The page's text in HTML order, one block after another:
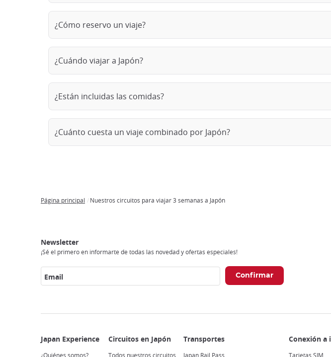
¿Cómo reservo un viaje?
¿Cuándo viajar a Japón?
¿Están incluidas las comidas?
¿Cuánto cuesta un viaje combinado por Japón?
Página principal Nuestros circuitos para viajar 3 semanas a Japón
Newsletter
¡Sé el primero en informarte de todas las novedad y ofertas especiales!
Email
Experience
¿Quiénes somos?
en
Japón
Todos nuestros circuitos Japan Rail Pass
a
internet
Tarjetas SIM
japón